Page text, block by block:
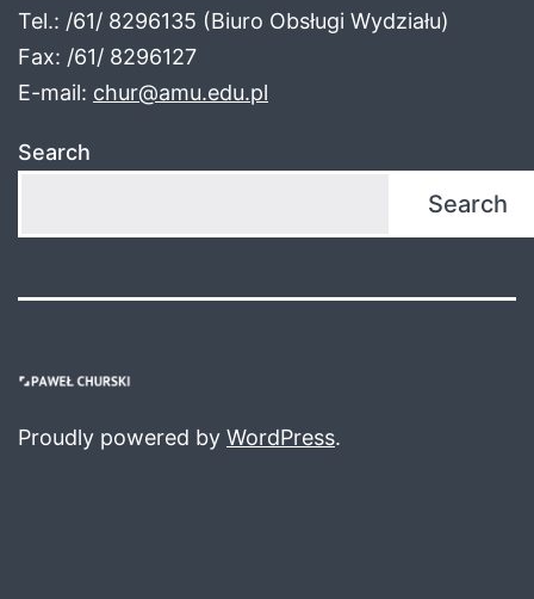
Tel.: /61/ 8296135 (Biuro Obsługi Wydziału)
Fax: /61/ 8296127
E-mail: chur@amu.edu.pl
Search
Search
Proudly powered by WordPress.